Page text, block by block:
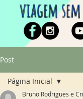
viagem
Post
Página Inicial
Bruno Rodrigues e